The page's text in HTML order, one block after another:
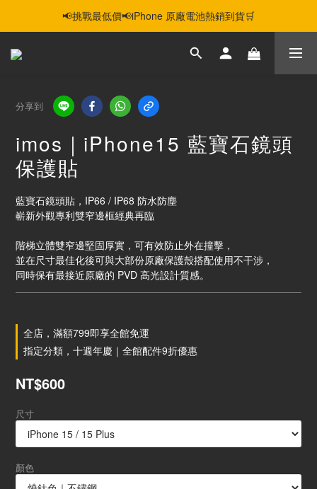
智慧購機，輕鬆省❣️二手機📱線上商城❣️
📢挑戰最低價📢iPhone 原廠電池熱銷到貨🛒
智慧購機，輕鬆省❣️二手機📱線上商城❣️
分享到
imos｜iPhone15 藍寶石鏡頭
保護貼
藍寶石鏡頭貼，IP66 / IP68 防水防塵
嶄新外觀專利雙窄邊框經典再臨
階梯立體雙窄邊堅固厚實，可有效防止外在撞擊，
並在尺寸最佳化後可與大部份原廠保護殼搭配使用不干涉，
同時保有最接近原廠的 PVD 高光設計質感。
全店，滿額799即享全館免運
指定分類，十週年慶｜全館配件9折優惠
NT$600
尺寸
顏色